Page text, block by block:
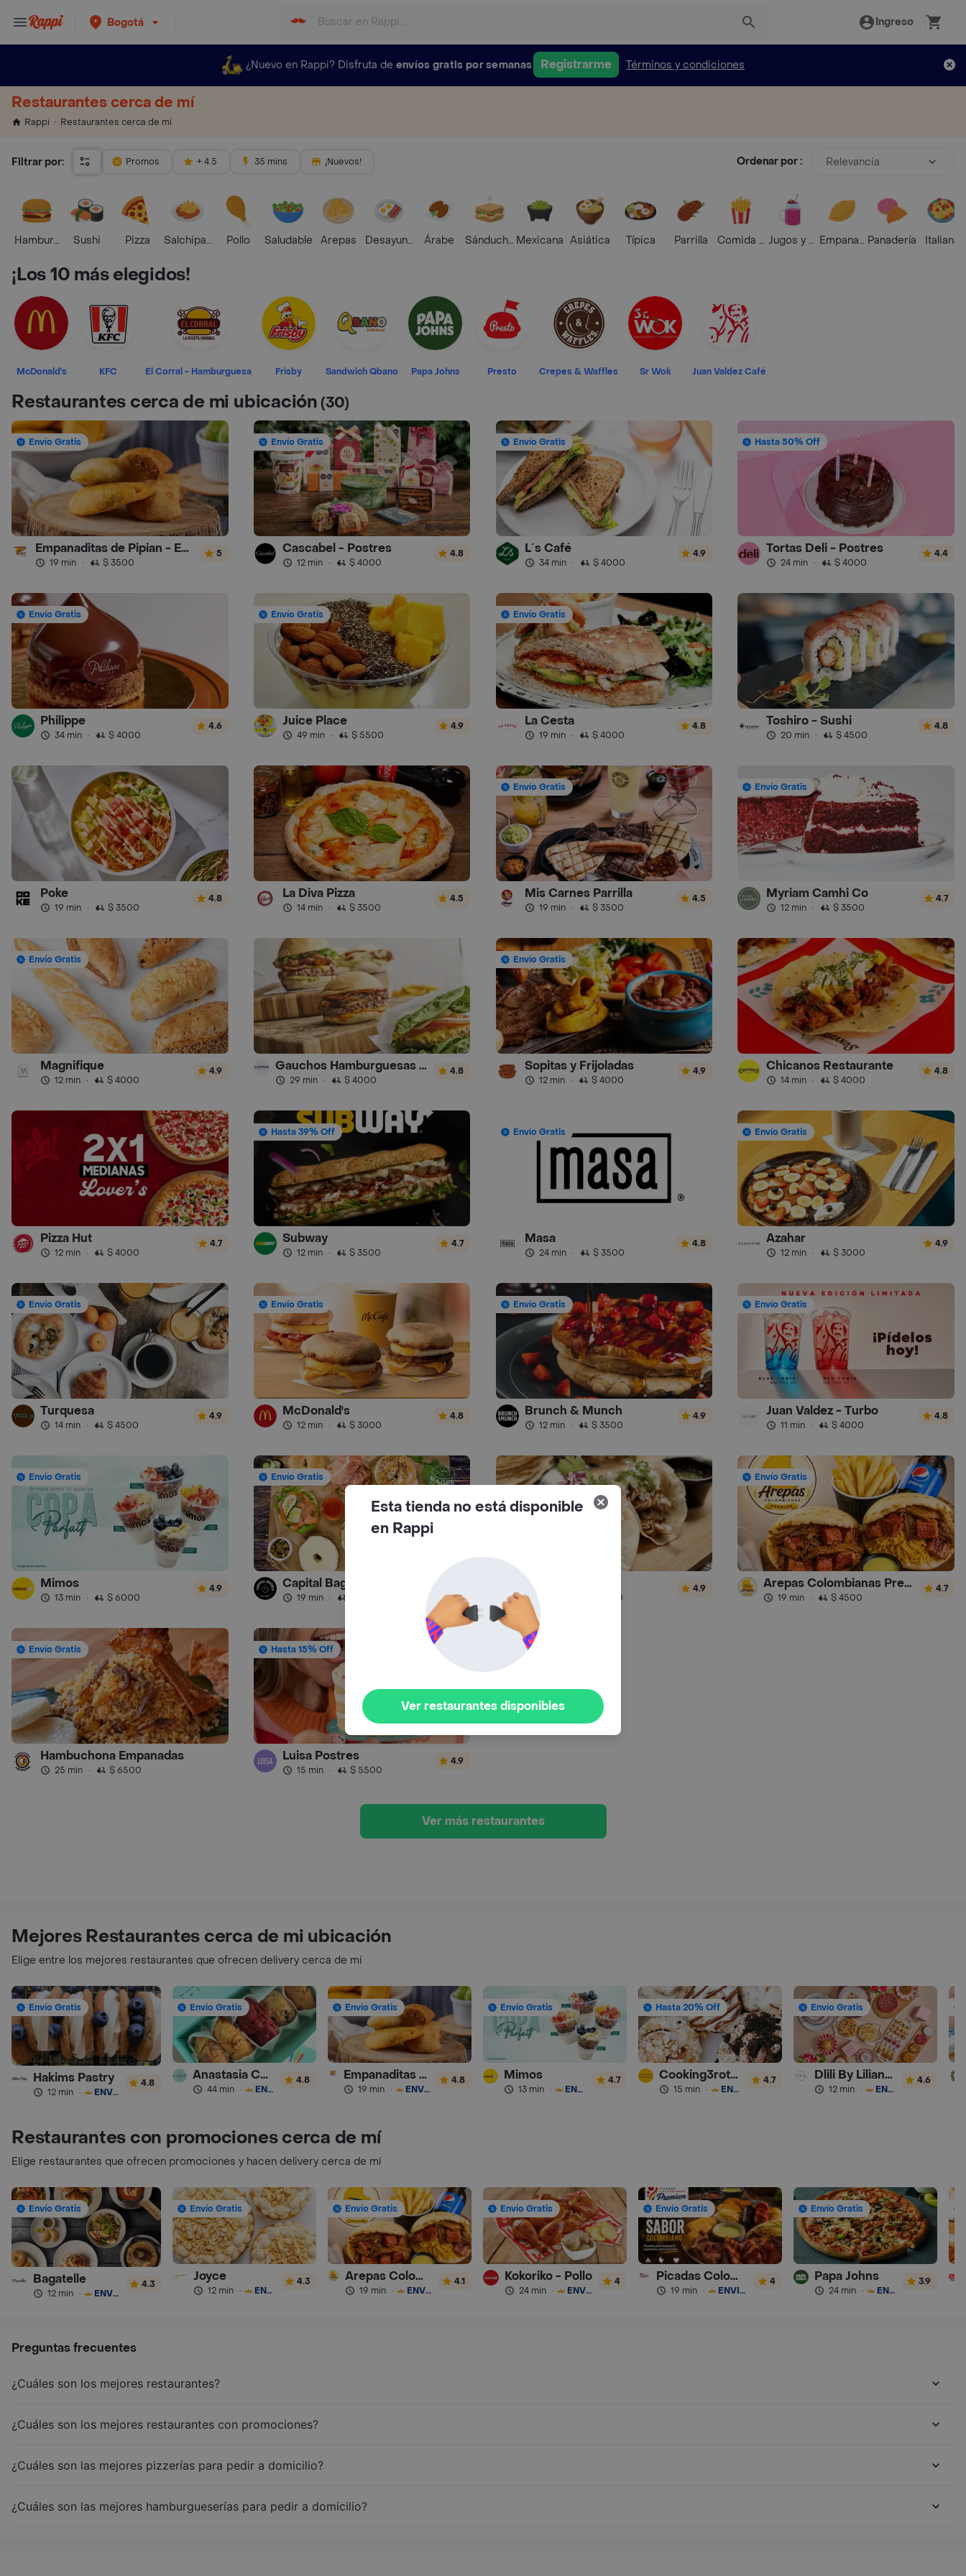
Bogotá Ingreso
¿Nuevo en Rappi? Disfruta de envíos gratis por semanas Registrarme Términos y condiciones
Restaurantes cerca de mí
Rappi Restaurantes cerca de mí
Filtrar por: Promos + 4.5 35 mins ¡Nuevos! Ordenar por : Relevancia
HamburguesaSushi Pizza Salchipapas Pollo Saludable Arepas Desayunos Árabe SánduchesMexicana Asiática Típica Parrilla Comida RápidaJugos y BatidosEmpanadasPanadería Italiana
¡Los 10 más elegidos!
McDonald's KFC El Corral - Hamburguesa Frisby Sandwich Qbano Papa Johns Presto Crepes & Waffles Sr Wok Juan Valdez Café
Restaurantes cerca de mi ubicación(30)
Envío Gratis
Empanaditas de Pipian - Empanadas
19 min · $ 3500
5
Envío Gratis
Cascabel - Postres
12 min · $ 4000
4.8
Envío Gratis
L´s Café
34 min · $ 4000
4.9
Hasta 50% Off
Tortas Deli - Postres
24 min · $ 4000
4.4
Envío Gratis
Philippe
34 min · $ 4000
4.6
Envío Gratis
Juice Place
49 min · $ 5500
4.9
Envío Gratis
La Cesta
19 min · $ 4000
4.8 Toshiro - Sushi
20 min · $ 4500
4.8
Poke
19 min · $ 3500
4.8 La Diva Pizza
14 min · $ 3500
4.5
Envío Gratis
Mis Carnes Parrilla
19 min · $ 3500
4.5
Envío Gratis
Myriam Camhi Co
12 min · $ 3500
4.7
Envío Gratis
Magnifique
12 min · $ 4000
4.9 Gauchos Hamburguesas y Sánguches
29 min · $ 4000
4.8
Envío Gratis
Sopitas y Frijoladas
12 min · $ 4000
4.9 Chicanos Restaurante
14 min · $ 4000
4.8
Pizza Hut
12 min · $ 4000
4.7
Hasta 39% Off
Subway
12 min · $ 3500
4.7
Envío Gratis
Masa
24 min · $ 3500
4.8
Envío Gratis
Azahar
12 min · $ 3000
4.9
Envío Gratis
Turquesa
14 min · $ 4500
4.9
Envío Gratis
McDonald's
12 min · $ 3000
4.8
Envío Gratis
Brunch & Munch
12 min · $ 3500
4.9
Envío Gratis
Juan Valdez - Turbo
11 min · $ 4000
4.8
Envío Gratis
Mimos
13 min · $ 6000
4.9
Envío Gratis
Capital Bagels
19 min ·
La Taqueria
$ 3500
4.9
Envío Gratis
Arepas Colombianas Premium
19 min · $ 4500
4.7
Envío Gratis
Hambuchona Empanadas
25 min · $ 6500
Hasta 15% Off
Luisa Postres
15 min · $ 5500
4.9
Ver más restaurantes
Mejores Restaurantes cerca de mi ubicación
Elige entre los mejores restaurantes que ofrecen delivery cerca de mí
Envío Gratis
Hakims Pastry
12 min · ENVÍO GRATIS
4.8
Envío Gratis
Anastasia Cookies
44 min · ENVÍO GRATIS
4.8
Envío Gratis
Empanaditas de Pipian - Empanadas
19 min · ENVÍO GRATIS
4.8
Envío Gratis
Mimos
13 min · ENVÍO GRATIS
4.7
Hasta 20% Off
Cooking3rothers
15 min · ENVÍO GRATIS
4.7
Envío Gratis
Dlili By Liliana Arango
12 min · ENVÍO GRATIS
4.6
Restaurantes con promociones cerca de mí
Elige restaurantes que ofrecen promociones y hacen delivery cerca de mí
Envío Gratis
Bagatelle
12 min · ENVÍO GRATIS
4.3
Envío Gratis
Joyce
12 min · ENVÍO GRATIS
4.3
Envío Gratis
Arepas Colombianas Premium
19 min · ENVÍO GRATIS
4.1
Envío Gratis
Kokoriko - Pollo
24 min · ENVÍO GRATIS
4
Envío Gratis
Picadas Colombianas Premium
19 min · ENVÍO GRATIS
4
Envío Gratis
Papa Johns
24 min · ENVÍO GRATIS
3.9
Preguntas frecuentes
¿Cuáles son los mejores restaurantes?
¿Cuáles son los mejores restaurantes con promociones?
¿Cuáles son las mejores pizzerías para pedir a domicilio?
¿Cuáles son las mejores hamburgueserías para pedir a domicilio?
Esta tienda no está disponible
en Rappi
Ver restaurantes disponibles